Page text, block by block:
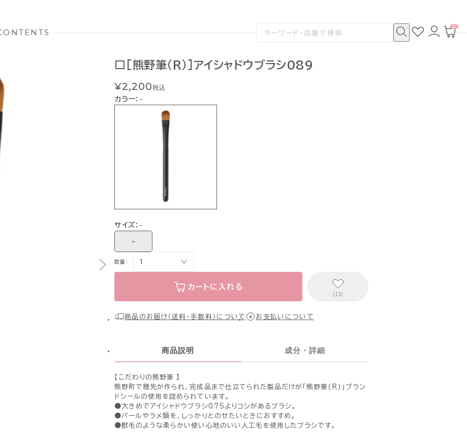
検
お
気
ロ
グ
カ
0
□[熊野筆(R)]アイシャドウブラシ089
¥2,200税込
カラー： -
サイズ： -
-
数量：
カートに入れる
(13)
商品のお届け（送料・手数料）について お支払いについて
商品説明 成分・詳細
【こだわりの熊野筆 】
熊野町で穂先が作られ、完成品まで仕立てられた製品だけが「熊野筆(R)」ブラン
ドシールの使用を認められています。
●大きめでアイシャドウブラシ075よりコシがあるブラシ。
●パールやラメ類を、しっかりとのせたいときにおすすめ。
●獣毛のような柔らかい使い心地のいい人工毛を使用したブラシです。